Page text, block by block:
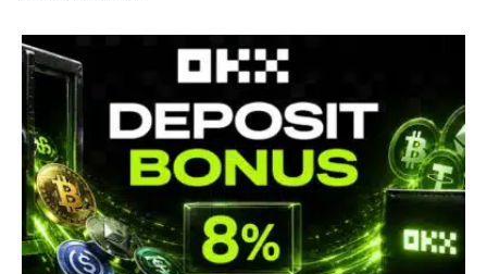
OKX relance une campagne Deposit Bonus : jusqu’à 5